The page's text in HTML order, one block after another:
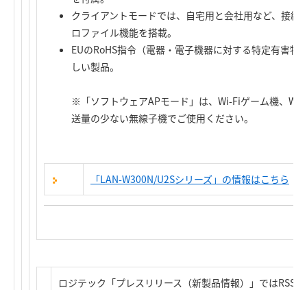
クライアントモードでは、自宅用と会社用など、接
ロファイル機能を搭載。
EUのRoHS指令（電器・電子機器に対する特定有害物
しい製品。
※「ソフトウェアAPモード」は、Wi-Fiゲーム機、
送量の少ない無線子機でご使用ください。
「LAN-W300N/U2Sシリーズ」の情報はこちら
ロジテック「プレスリリース（新製品情報）」ではRSS